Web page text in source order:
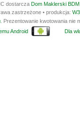
dostarcza Dom Maklerski
zastrzeżone • produkcja:
. Prezentowanie kwotowania
Android Dla